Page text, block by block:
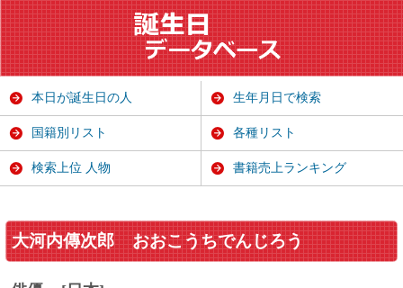
大河内傳次郎 おおこうちでんじろう
本日が誕生日の人 生年月日で検索
国籍別リスト 各種リスト
検索上位 人物 書籍売上ランキング